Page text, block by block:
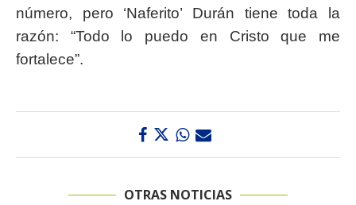
número, pero ‘Naferito’ Durán tiene toda la
razón: “Todo lo puedo en Cristo que me
fortalece”.
OTRAS NOTICIAS